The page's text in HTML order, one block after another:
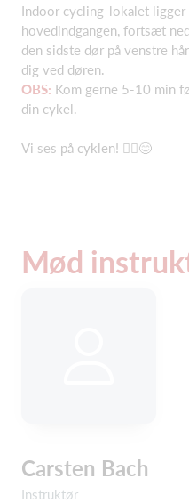
Indoor cycling-lokalet ligger
hovedindgangen, fortsæt
den sidste dør på venstre
dig ved døren.
OBS: Kom gerne 5-10 min
din cykel.
Vi ses på cyklen! 🚴‍♂️😊
Mød
Carsten Bach
Instruktør